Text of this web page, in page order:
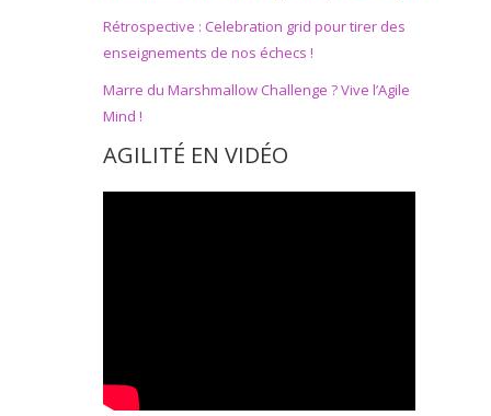
Rétrospective : Celebration grid pour tirer des
enseignements de nos échecs !
Marre du Marshmallow Challenge ? Vive l’Agile
Mind !
AGILITÉ EN VIDÉO